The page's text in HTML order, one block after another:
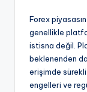
Forex
genellikle
istisna değil.
beklenenden
erişimde
engelleri ve